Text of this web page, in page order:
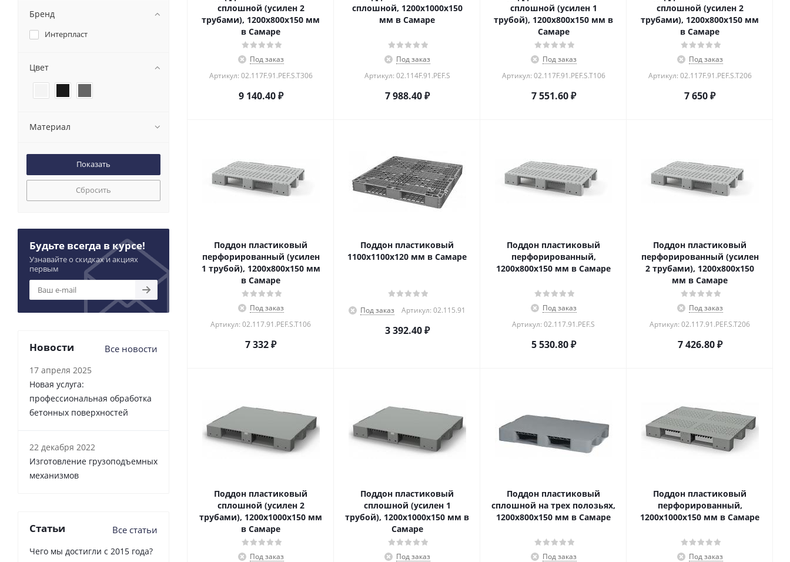
сплошной (усилен 2
трубами), 1200х800х150 мм
в Самаре
Под заказ
Артикул: 02.117F.91.PEF.S.T306
9 140.40₽
сплошной, 1200х1000х150
мм в Самаре
Под заказ
Артикул: 02.114F.91.PEF.S
7 988.40₽
сплошной (усилен 1
трубой), 1200х800х150 мм в
Самаре
Под заказ
Артикул: 02.117F.91.PEF.S.T106
7 551.60₽
сплошной (усилен 2
трубами), 1200х800х150 мм
в Самаре
Под заказ
Артикул: 02.117F.91.PEF.S.T206
7 650₽
Поддон пластиковый
перфорированный (усилен
1 трубой), 1200х800х150 мм
в Самаре
Под заказ
Артикул: 02.117.91.PEF.S.T106
7 332₽
Поддон пластиковый
1100x1100x120 мм в Самаре
Под заказ Артикул: 02.115.91
3 392.40₽
Поддон пластиковый
перфорированный,
1200х800х150 мм в Самаре
Под заказ
Артикул: 02.117.91.PEF.S
5 530.80₽
Поддон пластиковый
перфорированный (усилен
2 трубами), 1200х800х150
мм в Самаре
Под заказ
Артикул: 02.117.91.PEF.S.T206
7 426.80₽
Поддон пластиковый
сплошной (усилен 2
трубами), 1200х1000х150 мм
в Самаре
Под заказ
Поддон пластиковый
сплошной (усилен 1
трубой), 1200х1000х150 мм в
Самаре
Под заказ
Поддон пластиковый
сплошной на трех полозьях,
1200x800x150 мм в Самаре
Под заказ
Поддон пластиковый
перфорированный,
1200х1000х150 мм в Самаре
Под заказ
Бренд
Интерпласт
Цвет
Материал
Сбросить
Будьте всегда в курсе!
Узнавайте о скидках и акциях
первым
Новости Все новости
17 апреля 2025
Новая услуга:
профессиональная обработка
бетонных поверхностей
22 декабря 2022
Изготовление грузоподъемных
механизмов
Статьи Все статьи
Чего мы достигли с 2015 года?